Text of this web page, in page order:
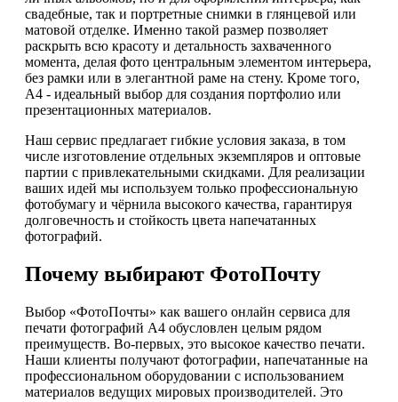
свадебные, так и портретные снимки в глянцевой или
матовой отделке. Именно такой размер позволяет
раскрыть всю красоту и детальность захваченного
момента, делая фото центральным элементом интерьера,
без рамки или в элегантной раме на стену. Кроме того,
А4 - идеальный выбор для создания портфолио или
презентационных материалов.
Наш сервис предлагает гибкие условия заказа, в том
числе изготовление отдельных экземпляров и оптовые
партии с привлекательными скидками. Для реализации
ваших идей мы используем только профессиональную
фотобумагу и чёрнила высокого качества, гарантируя
долговечность и стойкость цвета напечатанных
фотографий.
Почему выбирают ФотоПочту
Выбор «ФотоПочты» как вашего онлайн сервиса для
печати фотографий А4 обусловлен целым рядом
преимуществ. Во-первых, это высокое качество печати.
Наши клиенты получают фотографии, напечатанные на
профессиональном оборудовании с использованием
материалов ведущих мировых производителей. Это